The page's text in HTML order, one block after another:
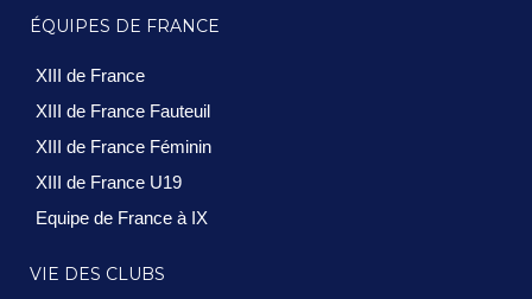
ÉQUIPES DE FRANCE
XIII de France
XIII de France Fauteuil
XIII de France Féminin
XIII de France U19
Equipe de France à IX
VIE DES CLUBS